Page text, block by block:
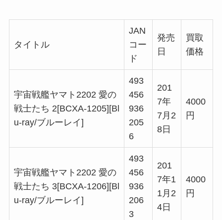
タイトル
JAN
コー
ド
発売
日
買取
価格
宇宙戦艦ヤマト2202 愛の
戦士たち 2[BCXA-1205][Bl
u-ray/ブルーレイ]
493
456
936
205
6
201
7年
7月2
8日
4000
円
宇宙戦艦ヤマト2202 愛の
戦士たち 3[BCXA-1206][Bl
u-ray/ブルーレイ]
493
456
936
206
3
201
7年1
1月2
4日
4000
円